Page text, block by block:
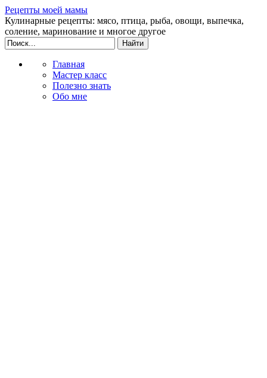
Рецепты моей мамы
Кулинарные рецепты: мясо, птица, рыба, овощи, выпечка,
соление, маринование и многое другое
Главная
Мастер класс
Полезно знать
Обо мне